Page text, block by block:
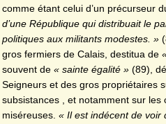
comme étant celui d’un précurseur
d’une République qui distribuait le
politiques aux militants modestes. »
gros fermiers de Calais, destitua de
souvent de « sainte égalité » (89),
Seigneurs et des gros propriétaires
subsistances , et notamment sur les
miséreuses. « Il est indécent de voir